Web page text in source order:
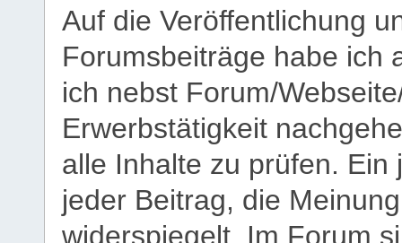
Auf die Veröffentlichung
Forumsbeiträge habe ich
ich nebst Forum/
Erwerbstätigkeit
alle Inhalte zu prüfen.
jeder Beitrag, die
widerspiegelt. Im Forum